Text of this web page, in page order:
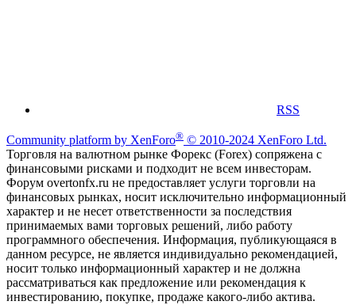
RSS
Community platform by XenForo® © 2010-2024 XenForo Ltd.
Торговля на валютном рынке Форекс (Forex) сопряжена с
финансовыми рисками и подходит не всем инвесторам.
Форум overtonfx.ru не предоставляет услуги торговли на
финансовых рынках, носит исключительно информационный
характер и не несет ответственности за последствия
принимаемых вами торговых решений, либо работу
программного обеспечения. Информация, публикующаяся в
данном ресурсе, не является индивидуально рекомендацией,
носит только информационный характер и не должна
рассматриваться как предложение или рекомендация к
инвестированию, покупке, продаже какого-либо актива.